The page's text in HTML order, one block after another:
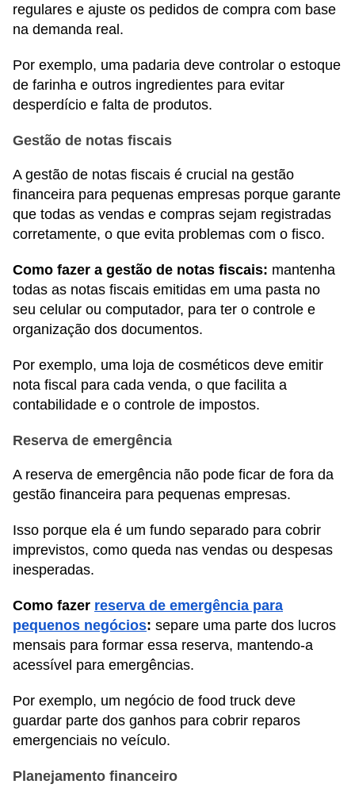
regulares e ajuste os pedidos de compra com base
na demanda real.
Por exemplo, uma padaria deve controlar o estoque
de farinha e outros ingredientes para evitar
desperdício e falta de produtos.
Gestão de notas fiscais
A gestão de notas fiscais é crucial na gestão
financeira para pequenas empresas porque garante
que todas as vendas e compras sejam registradas
corretamente, o que evita problemas com o fisco.
Como fazer a gestão de notas fiscais: mantenha
todas as notas fiscais emitidas em uma pasta no
seu celular ou computador, para ter o controle e
organização dos documentos.
Por exemplo, uma loja de cosméticos deve emitir
nota fiscal para cada venda, o que facilita a
contabilidade e o controle de impostos.
Reserva de emergência
A reserva de emergência não pode ficar de fora da
gestão financeira para pequenas empresas.
Isso porque ela é um fundo separado para cobrir
imprevistos, como queda nas vendas ou despesas
inesperadas.
Como fazer reserva de emergência para
pequenos negócios: separe uma parte dos lucros
mensais para formar essa reserva, mantendo-a
acessível para emergências.
Por exemplo, um negócio de food truck deve
guardar parte dos ganhos para cobrir reparos
emergenciais no veículo.
Planejamento financeiro